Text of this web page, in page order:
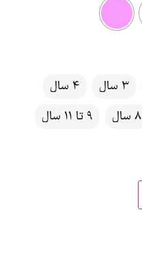
3 سال
4 سال
8 سال
9 تا 11 سال